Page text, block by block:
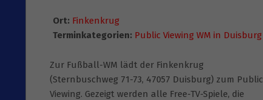
Ort: Finkenkrug
Terminkategorien: Public Viewing WM in Duisburg
Zur Fußball-WM lädt der Finkenkrug
(Sternbuschweg 71-73, 47057 Duisburg) zum Public
Viewing. Gezeigt werden alle Free-TV-Spiele, die